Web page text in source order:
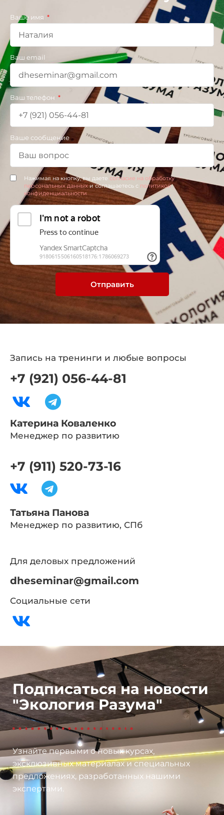
Ваше имя
Ваш email
Ваш телефон
Ваше сообщение
Нажимая на кнопку, вы даете согласие на обработку
персональных данныхи соглашаетесь c политикой
конфиденциальности
Отправить
Запись на тренинги и любые вопросы
+7 (921) 056-44-81
Катерина Коваленко
Менеджер по развитию
+7 (911) 520-73-16
Татьяна Панова
Менеджер по развитию, СПб
Для деловых предложений
dheseminar@gmail.com
Социальные сети
Подписаться на новости
"Экология Разума"
Узнайте первыми о новых курсах,
эксклюзивных материалах и специальных
предложениях, разработанных нашими
экспертами.